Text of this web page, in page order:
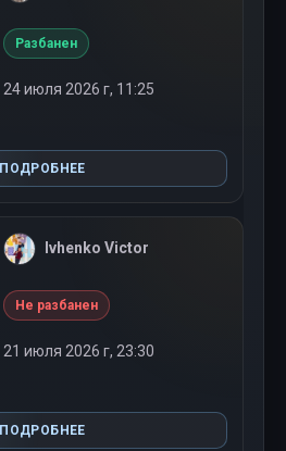
Разбанен
24 июля 2026 г, 11:25
ПОДРОБНЕЕ
Ivhenko Victor
Не разбанен
21 июля 2026 г, 23:30
ПОДРОБНЕЕ